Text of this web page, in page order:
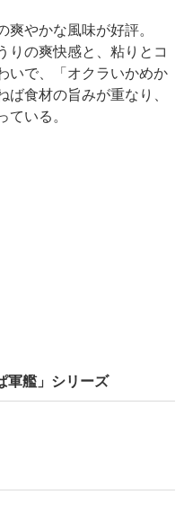
爽やかな風味が好評。
りの爽快感と、粘りとコ
いで、「オクラいかめか
食材の旨みが重なり、
ている。
軍艦」シリーズ